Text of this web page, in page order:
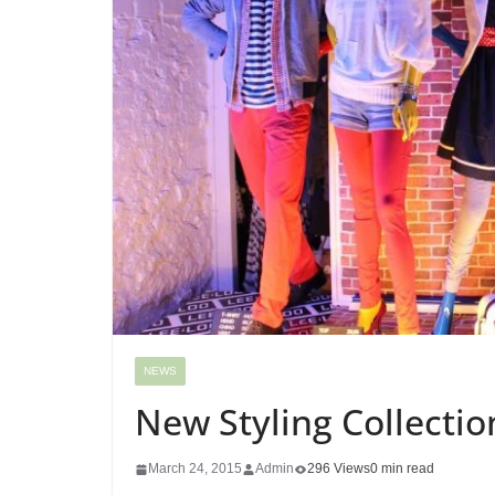
NEWS
New Styling
March 24, 2015 Admin 296 Views0 min read